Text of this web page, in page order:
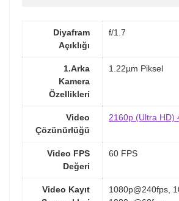
Diyafram
Açıklığı
f/1.7
1.Arka
Kamera
Özellikleri
1.22µm Piksel
Video
Çözünürlüğü
2160p (Ultra HD)
Video FPS
Değeri
60 FPS
Video Kayıt
1080p@240fps,